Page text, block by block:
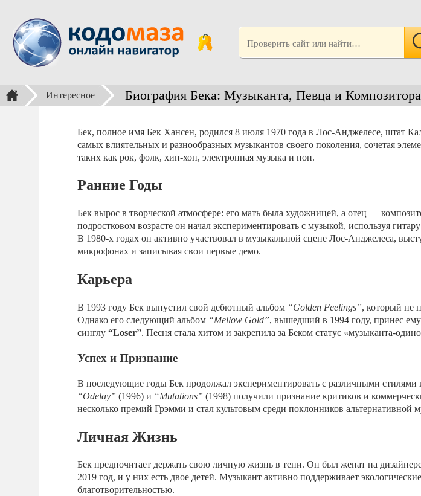
Интересное Биография Бека: Музыканта, Певца и Композитора
Бек, полное имя Бек Хансен, родился 8 июля 1970 года в Лос-Анджелесе, штат
самых влиятельных и разнообразных музыкантов своего поколения, сочетая
таких как рок, фолк, хип-хоп, электронная музыка и поп.
Ранние Годы
Бек вырос в творческой атмосфере: его мать была художницей, а отец —
подростковом возрасте он начал экспериментировать с музыкой, используя
В 1980-х годах он активно участвовал в музыкальной сцене Лос-Анджелеса,
микрофонах и записывая свои первые демо.
Карьера
В 1993 году Бек выпустил свой дебютный альбом “Golden Feelings”, который не
Однако его следующий альбом “Mellow Gold”, вышедший в 1994 году, принес ему
синглу “Loser”. Песня стала хитом и закрепила за Беком статус «музыканта-
Успех и Признание
В последующие годы Бек продолжал экспериментировать с различными
“Odelay” (1996) и “Mutations” (1998) получили признание критиков и
несколько премий Грэмми и стал культовым среди поклонников альтернативной
Личная Жизнь
Бек предпочитает держать свою личную жизнь в тени. Он был женат на
2019 год, и у них есть двое детей. Музыкант активно поддерживает
благотворительностью.